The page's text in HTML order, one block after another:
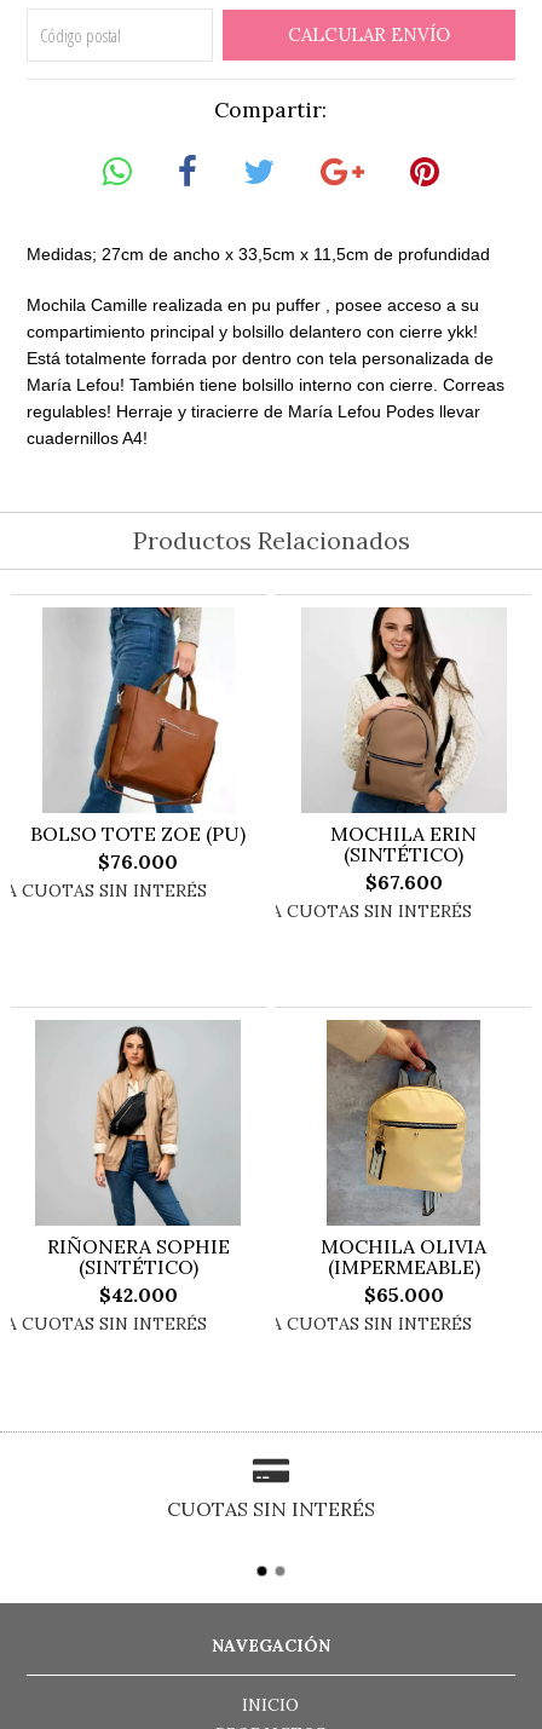
CALCULAR ENVÍO
Compartir:
Medidas; 27cm de ancho x 33,5cm x 11,5cm de profundidad
Mochila Camille realizada en pu puffer , posee acceso a su
compartimiento principal y bolsillo delantero con cierre ykk!
Está totalmente forrada por dentro con tela personalizada de
María Lefou! También tiene bolsillo interno con cierre. Correas
regulables! Herraje y tiracierre de María Lefou Podes llevar
cuadernillos A4!
Productos Relacionados
BOLSO TOTE ZOE (PU)
$76.000
MOCHILA ERIN
(SINTÉTICO)
$67.600
RIÑONERA SOPHIE
(SINTÉTICO)
$42.000
MOCHILA OLIVIA
(IMPERMEABLE)
$65.000
CUOTAS SIN INTERÉS
NAVEGACIÓN
INICIO